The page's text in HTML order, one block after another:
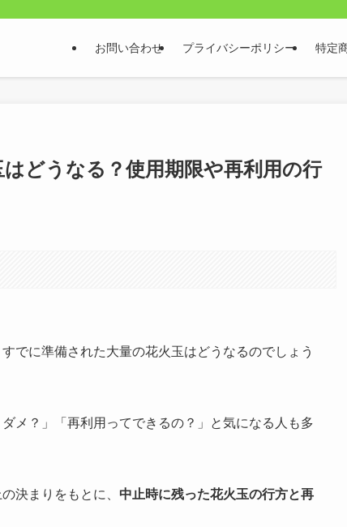
お問い合わせ プライバシーポリシー 特定
どうなる？使用期限や再利用の行
でに準備された大量の花火玉はどうなるのでしょう
メ？」「再利用ってできるの？」と気になる人も多
決まりをもとに、 中止時に残った花火玉の行方と再